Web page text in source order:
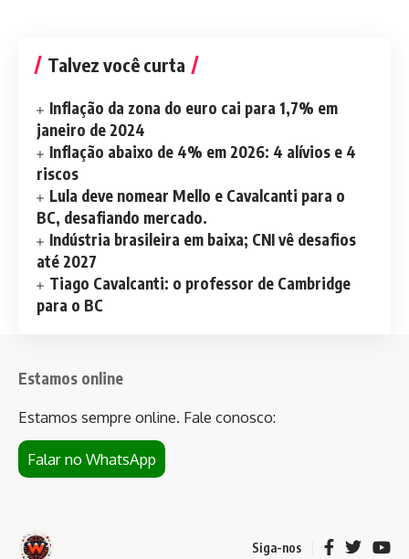
Talvez você curta
Inflação da zona do euro cai para 1,7% em
janeiro de 2024
Inflação abaixo de 4% em 2026: 4 alívios e 4
riscos
Lula deve nomear Mello e Cavalcanti para o
BC, desafiando mercado.
Indústria brasileira em baixa; CNI vê desafios
até 2027
Tiago Cavalcanti: o professor de Cambridge
para o BC
Estamos online
Estamos sempre online. Fale conosco:
Falar no WhatsApp
Siga-nos